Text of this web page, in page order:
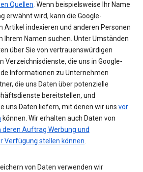
Quellen . Wenn beispielsweise Ihr Name
erwähnt wird, kann die Google-
Artikel indexieren und anderen Personen
Ihrem Namen suchen. Unter Umständen
über Sie von vertrauenswürdigen
Verzeichnisdienste, die uns in Google-
Informationen zu Unternehmen
die uns Daten über potenzielle
bereitstellen, und
uns Daten liefern, mit denen wir uns vor
können. Wir erhalten auch Daten von
deren Auftrag Werbung und
Verfügung stellen können
von Daten verwenden wir